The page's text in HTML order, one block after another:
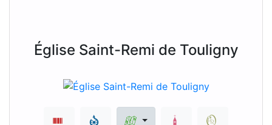
Église Saint-Remi de Touligny